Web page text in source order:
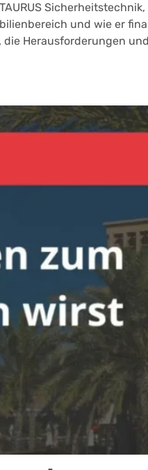
und wie er
Herausforderungen